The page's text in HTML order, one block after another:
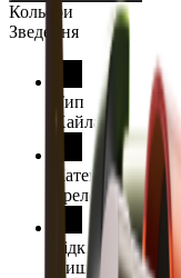
Кольори
Зведення
Тип
Хайлайт
Категорія
Брелок
Рідкісність
Вища